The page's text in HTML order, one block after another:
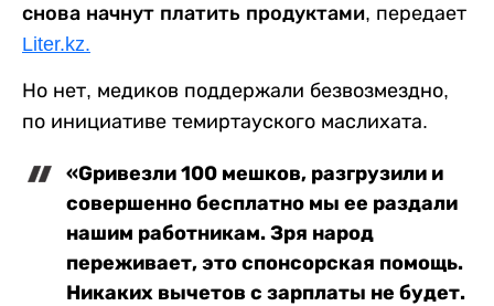
снова начнут платить продуктами, передает
Liter.kz.
Но нет, медиков поддержали безвозмездно,
по инициативе темиртауского маслихата.
«Gривезли 100 мешков, разгрузили и
совершенно бесплатно мы ее раздали
нашим работникам. Зря народ
переживает, это спонсорская помощь.
Никаких вычетов с зарплаты не будет.